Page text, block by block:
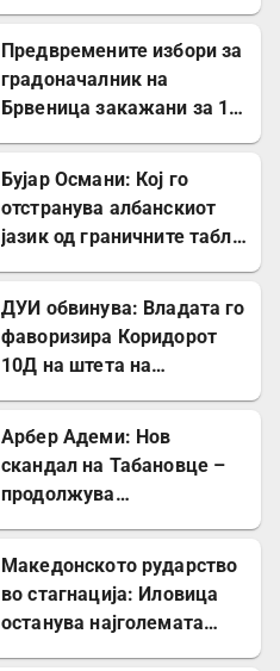
Предвремените избори за
градоначалник на
Брвеница закажани за 18
Бујар Османи: Кој го
отстранува албанскиот
јазик од граничните табли,
ДУИ обвинува: Владата го
фаворизира Коридорот
10Д на штета на
Арбер Адеми: Нов
скандал на Табановце –
продолжува
Македонското рударство
во стагнација: Иловица
останува најголемата